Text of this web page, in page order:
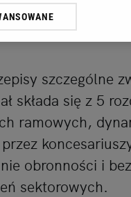
Rozdział 5:
szczególne
składa się z 5
ramowych,
obronności i
sektorowych.
cookie, ponownie
odnośnik
Aktywne
na urządzeniu lub